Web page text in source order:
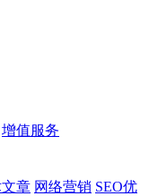
增值服务
章 网络营销 SEO优